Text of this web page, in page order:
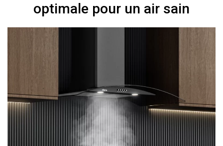
optimale pour un air sain